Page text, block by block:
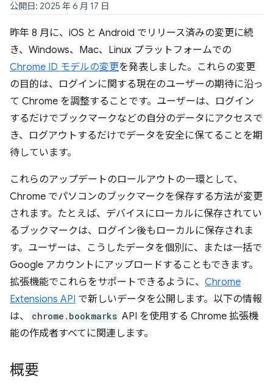
公開日: 2025 年 6 月 17 日
昨年 8 月に、iOS と Android でリリース済みの変更に続
き、Windows、Mac、Linux プラットフォームでの
Chrome ID モデルの変更を発表しました。これらの変更
の目的は、ログインに関する現在のユーザーの期待に沿っ
て Chrome を調整することです。ユーザーは、ログイン
するだけでブックマークなどの自分のデータにアクセスで
き、ログアウトするだけでデータを安全に保てることを期
待しています。
これらのアップデートのロールアウトの一環として、
Chrome でパソコンのブックマークを保存する方法が変更
されます。たとえば、デバイスにローカルに保存されてい
るブックマークは、ログイン後もローカルに保存されま
す。ユーザーは、こうしたデータを個別に、または一括で
Google アカウントにアップロードすることもできます。
拡張機能でこれらをサポートできるように、 Chrome
Extensions API で新しいデータを公開します。以下の情報
は、
chrome.bookmarks API を使用する Chrome 拡張機
能の作成者すべてに関連します。
概要